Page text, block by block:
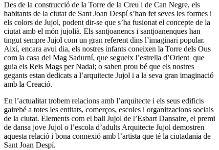
Des de la construcció de la Torre de la Creu i de Can Negre, els
habitants de la ciutat de Sant Joan Despí s’han fet seves les formes i
els colors de Jujol, podent dir-se que s’ha fusionat el concepte de la
ciutat amb el món jujolià. Els santjoanencs i santjoanenques han
tingut sempre Jujol com un gran referent dins l’imaginari popular.
Així, encara avui dia, els nostres infants coneixen la Torre dels Ous
com la casa del Mag Sadurní, que segueix l’estrella d’Orient que
guia els Reis Mags per Nadal; o saben prou bé que els nostres
gegants estan dedicats a l’arquitecte Jujol i a la seva gran imaginació
amb la Creació.
En l’actualitat trobem relacions amb l’arquitecte i els seus edificis
gairebé a totes les entitats, comerços, escoles i organitzacions socials
de la ciutat. Elements com el ball Jujol de l’Esbart Dansaire, el premi
de dansa jove Jujol o l’escola d’adults Arquitecte Jujol demostren
aquesta relació i bona connexió amb l’artista que té la ciutadania de
Sant Joan Despí.